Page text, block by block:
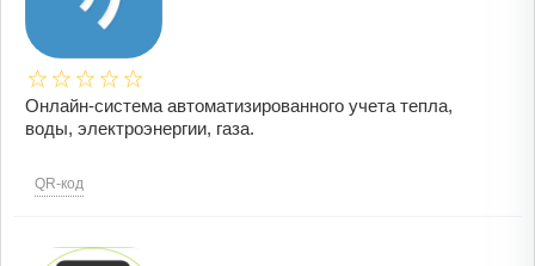
Онлайн-система автоматизированного учета тепла,
воды, электроэнергии, газа.
QR-код